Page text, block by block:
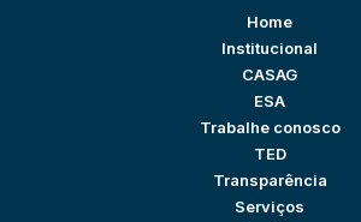
Home
Institucional
CASAG
ESA
Trabalhe conosco
TED
Transparência
Serviços